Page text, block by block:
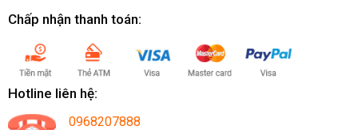
Chấp nhận thanh toán:
Hotline liên hệ:
0968207888